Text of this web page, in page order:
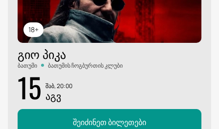
18+
ᲒᲘᲝ ᲞᲘᲙᲐ
ბათუმი ბათუმის ჩოგბურთის კლუბი
15 შაბ, 20:00
ᲐᲒᲕ
შეიძინეთ ბილეთები